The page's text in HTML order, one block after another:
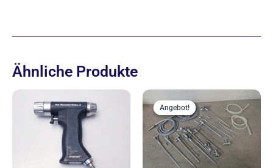
Ähnliche Produkte
Angebot!
Angebot!
Preis
war:
2.222,00 €